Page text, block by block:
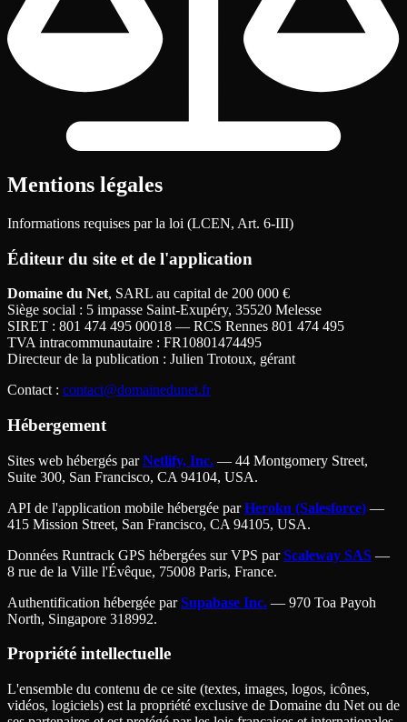
Mentions légales
Informations requises par la loi (LCEN, Art. 6-III)
Éditeur du site et de l'application
Domaine du Net, SARL au capital de 200 000 €
Siège social : 5 impasse Saint-Exupéry, 35520 Melesse
SIRET : 801 474 495 00018 — RCS Rennes 801 474 495
TVA intracommunautaire : FR10801474495
Directeur de la publication : Julien Trotoux, gérant
Contact : contact@domainedunet.fr
Hébergement
Sites web hébergés par Netlify, Inc. — 44 Montgomery Street,
Suite 300, San Francisco, CA 94104, USA.
API de l'application mobile hébergée par Heroku (Salesforce) —
415 Mission Street, San Francisco, CA 94105, USA.
Données Runtrack GPS hébergées sur VPS par Scaleway SAS —
8 rue de la Ville l'Évêque, 75008 Paris, France.
Authentification hébergée par Supabase Inc. — 970 Toa Payoh
North, Singapore 318992.
Propriété intellectuelle
L'ensemble du contenu de ce site (textes, images, logos, icônes,
vidéos, logiciels) est la propriété exclusive de Domaine du Net ou de